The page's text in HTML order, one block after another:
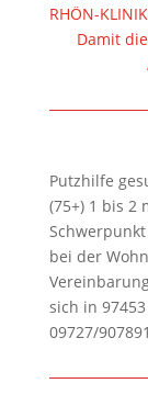
RHÖN-
Damit
Putzhilfe
(75+) 1 bis 2
bei der
sich in
09727/907891